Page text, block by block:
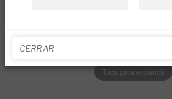
Toca para expandir
CERRAR